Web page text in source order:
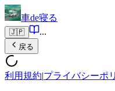
車de寝る
🇯🇵 ...
戻る
利用規約|プライバシーポ